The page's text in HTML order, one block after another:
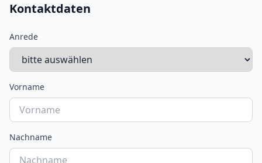
Kontaktdaten
Anrede
Vorname
Nachname